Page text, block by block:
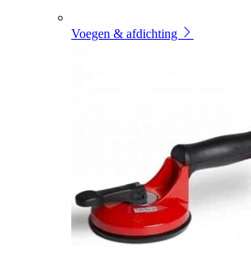
Voegen & afdichting